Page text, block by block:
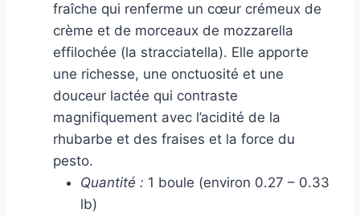
fraîche qui renferme un cœur crémeux de
crème et de morceaux de mozzarella
effilochée (la stracciatella). Elle apporte
une richesse, une onctuosité et une
douceur lactée qui contraste
magnifiquement avec l’acidité de la
rhubarbe et des fraises et la force du
pesto.
Quantité : 1 boule (environ 0.27 – 0.33
lb)